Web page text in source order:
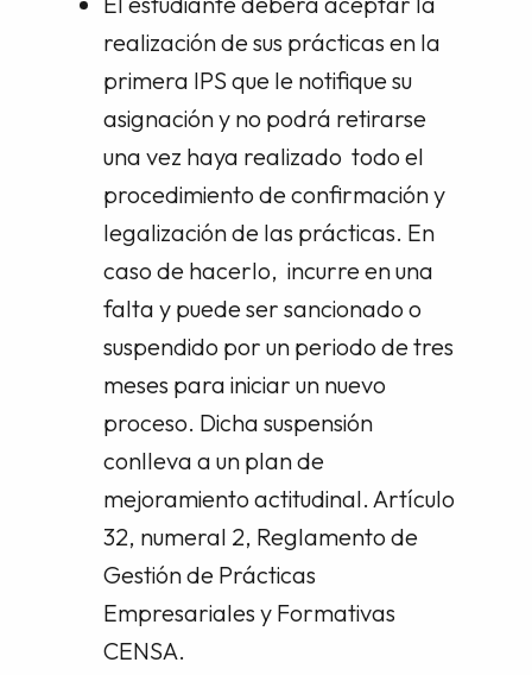
realización de sus prácticas en la
primera IPS que le notifique su
asignación y no podrá retirarse
una vez haya realizado todo el
procedimiento de confirmación y
legalización de las prácticas. En
caso de hacerlo, incurre en una
falta y puede ser sancionado o
suspendido por un periodo de tres
meses para iniciar un nuevo
proceso. Dicha suspensión
conlleva a un plan de
mejoramiento actitudinal. Artículo
32, numeral 2, Reglamento de
Gestión de Prácticas
Empresariales y Formativas
CENSA.